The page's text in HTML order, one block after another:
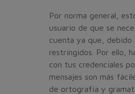
Por norma general,
usuario de que se
cuenta ya que, debido
restringidos. Por ello,
con tus credenciales
mensajes son más
de ortografía y